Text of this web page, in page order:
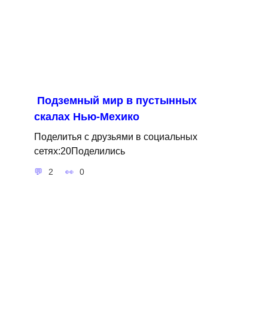
Подземный мир в пустынных
скалах Нью-Мехико
Поделитья с друзьями в социальных
сетях:20Поделились
2 0